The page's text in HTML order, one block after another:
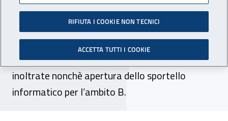
Apertura dello sportello informatico per la
registrazione per l'ambito C e pubblicato
l’elenco in ordine cronologico delle domande
inoltrate nonchè apertura dello sportello
informatico per l’ambito B.
RIFIUTA I COOKIE NON TECNICI
ACCETTA TUTTI I COOKIE